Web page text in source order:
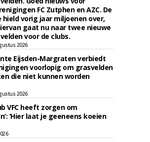
FC Zutphen en AZC. De
vorig jaar miljoenen over,
gaat nu naar twee nieuwe
voor de clubs.
2026
Eijsden-Margraten verbiedt
voorlopig om grasvelden
die niet kunnen worden
2026
VFC heeft zorgen om
‘Hier laat je geeneens koeien